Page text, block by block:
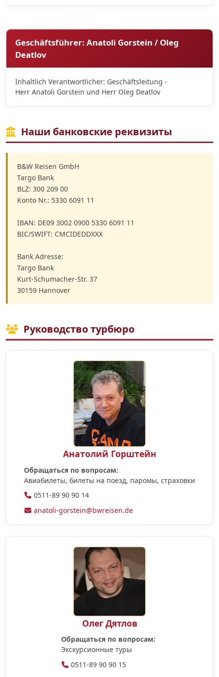
Geschäftsführer: Anatoli Gorstein / Oleg
Deatlov
Inhaltlich Verantwortlicher: Geschäftsleitung -
Herr Anatoli Gorstein und Herr Oleg Deatlov
Наши банковские реквизиты
B&W Reisen GmbH
Targo Bank
BLZ: 300 209 00
Konto Nr.: 5330 6091 11
IBAN: DE09 3002 0900 5330 6091 11
BIC/SWIFT: CMCIDEDDXXX
Bank Adresse:
Targo Bank
Kurt-Schumacher-Str. 37
30159 Hannover
Руководство турбюро
Анатолий Горштейн
Обращаться по вопросам:
Авиабилеты, билеты на поезд, паромы, страховки
0511-89 90 90 14
anatoli-gorstein@bwreisen.de
Олег Дятлов
Обращаться по вопросам:
Экскурсионные туры
0511-89 90 90 15